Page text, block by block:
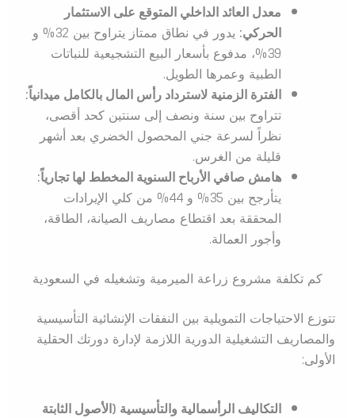
معدل العائد الداخلي المتوقع على الاستثمار
الحركي:
يدور في نطاق ممتاز يتراوح بين 32% و
39%، مدفوع بأسعار البيع التشجيعية للنباتات
الطبية وعمرها الطويل.
الفترة الزمنية لاسترداد رأس المال بالكامل ميدانياً:
تتراوح بين سنة ونصف إلى سنتين كحد أقصى،
نظراً لسرعة جني المحصول الخضري بعد أشهر
قليلة من الغرس.
هامش صافي الأرباح السنوية المخطط لها تجارياً:
يتأرجح بين 35% و 44% من كلي الإيرادات
المحققة بعد اقتطاع مصاريف الصيانة، الطاقة،
وأجور العمالة.
كم تكلفة مشروع زراعة الميرمية وتشغيله في السعودية
تتوزع الاحتياجات التمويلية بين النفقات الإنشائية التأسيسية
والمصاريف التشغيلية الدورية اللازمة لإدارة دورتك الحقلية
الأولى:
التكاليف الرأسمالية والتأسيسية (الأصول الثابتة